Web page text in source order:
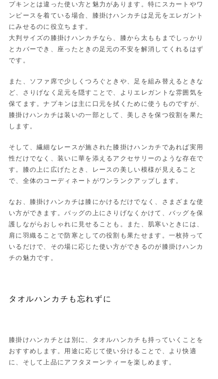
プキンとは違った使い方と魅力があります。特にスカートやワ
ンピースを着ている場合、膝掛けハンカチは足元をエレガント
にみせるのに役立ちます。
大判サイズの膝掛けハンカチなら、膝から太ももまでしっかり
とカバーでき、座ったときの足元の不安を解消してくれるはず
です。
また、ソファ席で少しくつろぐときや、足を組み替えるときな
ど、さりげなく足元を隠すことで、よりエレガントな雰囲気を
保てます。ナプキンは主に口元を拭くために使うものですが、
膝掛けハンカチは装いの一部として、美しさを保つ役割を果た
します。
そして、繊細なレースが施された膝掛けハンカチであれば実用
性だけでなく、装いに華を添えるアクセサリーのような存在で
す。膝の上に広げたとき、レースの美しい模様が見えること
で、全体のコーディネートがワンランクアップします。
なお、膝掛けハンカチは膝にかけるだけでなく、さまざまな使
い方ができます。バッグの上にさりげなくかけて、バッグを保
護しながらおしゃれに見せることも。また、肌寒いときには、
肩に羽織ることで防寒としての役割も果たせます。一枚持って
いるだけで、その場に応じた使い方ができるのが膝掛けハンカ
チの魅力です。
タオルハンカチも忘れずに
膝掛けハンカチとは別に、タオルハンカチも持っていくことを
おすすめします。用途に応じて使い分けることで、より快適
に、そして上品にアフタヌーンティーを楽しめます。